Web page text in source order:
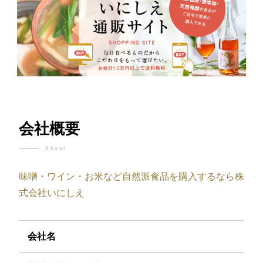
会社概要
About
味噌・ワイン・お米など自然派食品を購入するなら株
式会社いにしえ
会社名